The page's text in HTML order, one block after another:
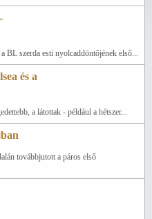
BL szerda esti nyolcaddöntőjének első...
és a
a látottak - például a hétszer...
továbbjutott a páros első